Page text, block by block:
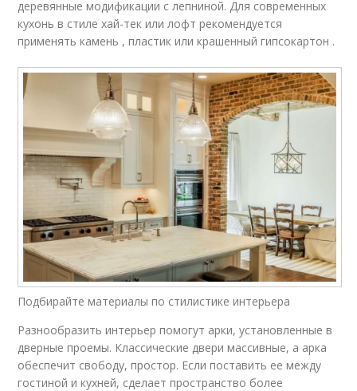
Инструкция по
изготовлению
деревянные модификации с лепниной. Для современных
кухонь в стиле хай-тек или лофт рекомендуется
применять камень , пластик или крашенный гипсокартон .
Подбирайте материалы по стилистике интерьера
Разнообразить интерьер помогут арки, установленные в
дверные проемы. Классические двери массивные, а арка
обеспечит свободу, простор. Если поставить ее между
гостиной и кухней, сделает пространство более